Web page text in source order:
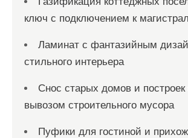
ключ с подключением к
Ламинат с фантазийным
стильного интерьера
Снос старых домов и
вывозом строительного мусора
Пуфики для гостиной и